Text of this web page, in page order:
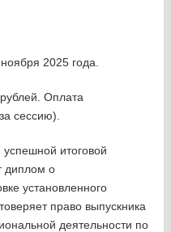
2025 года.
Оплата
сессию).
итоговой
диплом о
установленного
право выпускника
деятельности по